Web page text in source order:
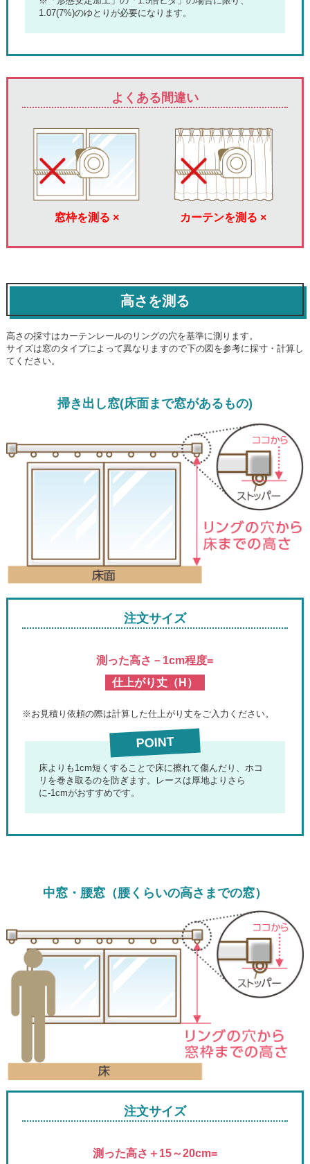
1.07(7%)のゆとりが必要になります。
よくある間違い
窓枠を測る × カーテンを測る ×
高さを測る
高さの採寸はカーテンレールのリングの穴を基準に測ります。
サイズは窓のタイプによって異なりますので下の図を参考に採寸・計算し
てください。
掃き出し窓(床面まで窓があるもの)
注文サイズ
測った高さ－1cm程度=
仕上がり丈（H）
※お見積り依頼の際は計算した仕上がり丈をご入力ください。
POINT
床よりも1cm短くすることで床に擦れて傷んだり、ホコ
リを巻き取るのを防ぎます。レースは厚地よりさら
に-1cmがおすすめです。
中窓・腰窓（腰くらいの高さまでの窓）
注文サイズ
測った高さ＋15～20cm=